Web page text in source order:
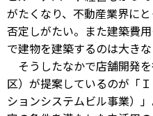
がたくなり、不動産業界に
否定しがたい。また建築費
で建物を建築するのは大き
そうしたなかで店舗開発
区）が提案しているのが「
ションシステムビル事業）